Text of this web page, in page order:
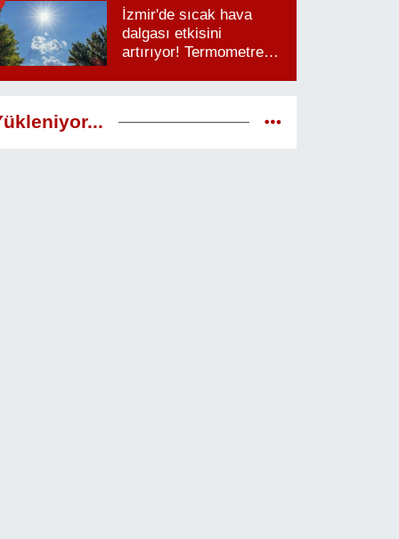
İzmir'de sıcak hava
dalgası etkisini
artırıyor! Termometreler